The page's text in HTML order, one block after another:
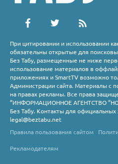
При цитировании и использовании
обязательны открытые для
Без Табу, размещенные не ниже
использование материалов в
приложениях и SmartTV возможно
Администрации сайта. Материалы с
на правах рекламы. Все права
“ИНФОРМАЦИОННОЕ АГЕНТСТВО
Без Табу. Контакты для официальных
legal@beztabu.net
Правила пользования сайтом
Рекламодателям